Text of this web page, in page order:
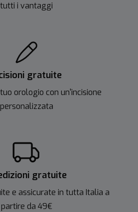
tutti i vantaggi
gratuite
orologio con un'incisione
personalizzata
gratuite
e assicurate in tutta Italia a
partire da 49€